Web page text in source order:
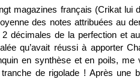
magazines français (Crikat lui
des notes attribuées au
décimales de la perfection et
qu’avait réussi à apporter
en synthèse et en poils, me
de rigolade ! Après une